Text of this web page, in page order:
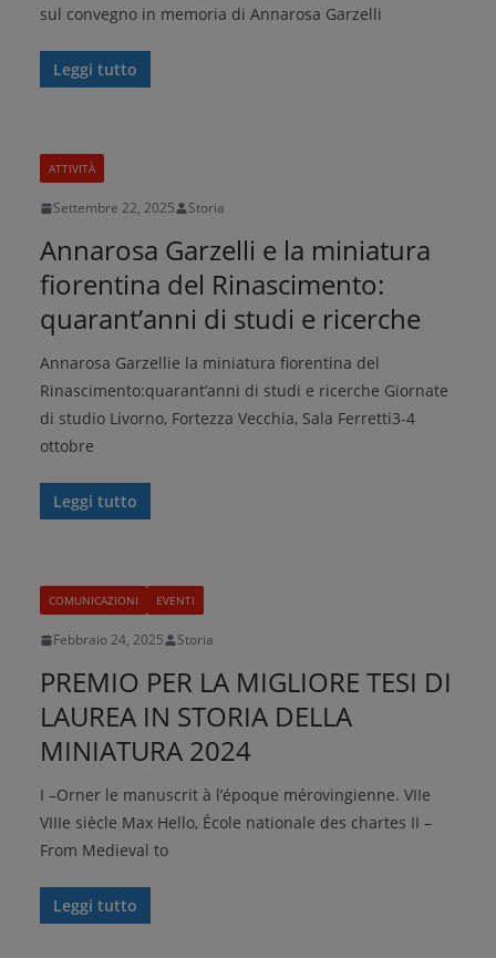
sul convegno in memoria di Annarosa Garzelli
Leggi tutto
ATTIVITÀ
Settembre 22, 2025 Storia
Annarosa Garzelli e la miniatura
fiorentina del Rinascimento:
quarant’anni di studi e ricerche
Annarosa Garzellie la miniatura fiorentina del
Rinascimento:quarant’anni di studi e ricerche Giornate
di studio Livorno, Fortezza Vecchia, Sala Ferretti3-4
ottobre
Leggi tutto
COMUNICAZIONI EVENTI
Febbraio 24, 2025 Storia
PREMIO PER LA MIGLIORE TESI DI
LAUREA IN STORIA DELLA
MINIATURA 2024
I –Orner le manuscrit à l’époque mérovingienne. VIIe
VIIIe siècle Max Hello, École nationale des chartes II –
From Medieval to
Leggi tutto